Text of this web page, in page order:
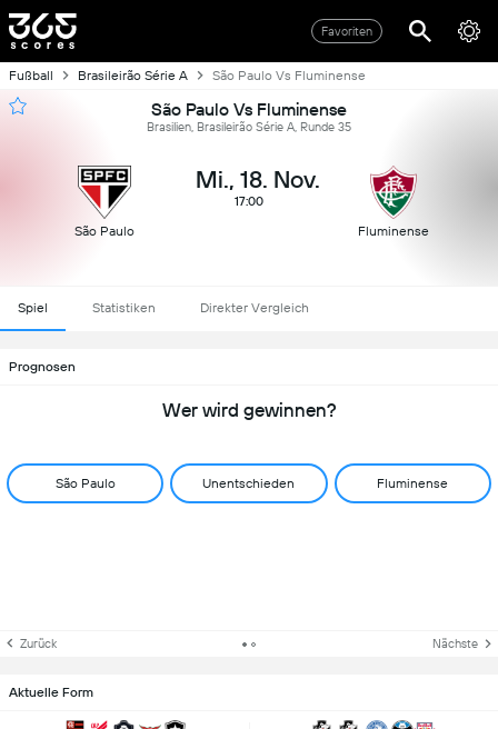
Favoriten
Fußball Brasileirão Série A São Paulo Vs Fluminense
São Paulo Vs Fluminense
Brasilien, Brasileirão Série A, Runde 35
São Paulo
Mi., 18. Nov.
17:00
Fluminense
Spiel Statistiken Direkter Vergleich
Prognosen
Wer wird gewinnen?
São Paulo Unentschieden Fluminense
Zurück Nächste
Aktuelle Form